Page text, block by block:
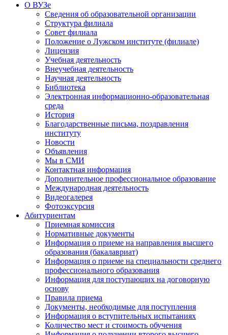
О ВУЗе
Сведения об образовательной организации
Структура филиала
Совет филиала
Положение о Лужском институте (филиале)
Лицензия
Учебная деятельность
Внеучебная деятельность
Научная деятельность
Библиотека
Электронная информационно-образовательная
среда
История
Благодарственные письма, поздравления
институту
Новости
Объявления
Мы в СМИ
Контактная информация
Дополнительное профессиональное образование
Международная деятельность
Видеогалерея
Фотоэксурсия
Абитуриентам
Приемная комиссия
Нормативные документы
Информация о приеме на направления высшего
образования (бакалавриат)
Информация о приеме на специальности среднего
профессионального образования
Информация для поступающих на договорную
основу
Правила приема
Документы, необходимые для поступления
Информация о вступительных испытаниях
Количество мест и стоимость обучения